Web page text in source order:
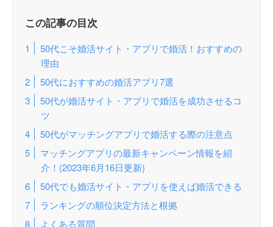
この記事の目次
50代こそ婚活サイト・アプリで婚活！おすすめの
理由
50代におすすめの婚活アプリ7選
50代が婚活サイト・アプリで婚活を成功させるコ
ツ
50代がマッチングアプリで婚活する際の注意点
マッチングアプリの最新キャンペーン情報を紹
介！(2023年6月16日更新)
50代でも婚活サイト・アプリを使えば婚活できる
ランキングの順位決定方法と根拠
よくある質問